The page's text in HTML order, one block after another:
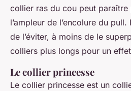
collier ras du cou peut paraître
l’ampleur de l’encolure du
de l’éviter, à moins de le
colliers plus longs pour un
Le collier princesse
Le collier princesse est un